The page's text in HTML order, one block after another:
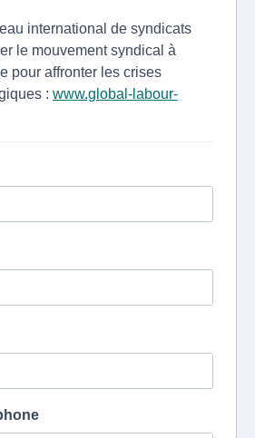
international de syndicats
le mouvement syndical à
pour affronter les crises
: www.global-labour-